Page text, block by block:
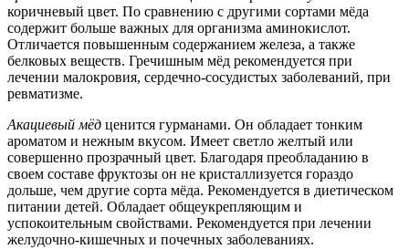
коричневый цвет. По сравнению с другими сортами мёда
содержит больше важных для организма аминокислот.
Отличается повышенным содержанием железа, а также
белковых веществ. Гречишным мёд рекомендуется при
лечении малокровия, сердечно-сосудистых заболеваний, при
ревматизме.
Акациевый мёд ценится гурманами. Он обладает тонким
ароматом и нежным вкусом. Имеет светло желтый или
совершенно прозрачный цвет. Благодаря преобладанию в
своем составе фруктозы он не кристаллизуется гораздо
дольше, чем другие сорта мёда. Рекомендуется в диетическом
питании детей. Обладает общеукрепляющим и
успокоительным свойствами. Рекомендуется при лечении
желудочно-кишечных и почечных заболеваниях.